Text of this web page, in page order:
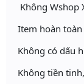
Không Wshop
Item hoàn
Không có dấu
Không tiền